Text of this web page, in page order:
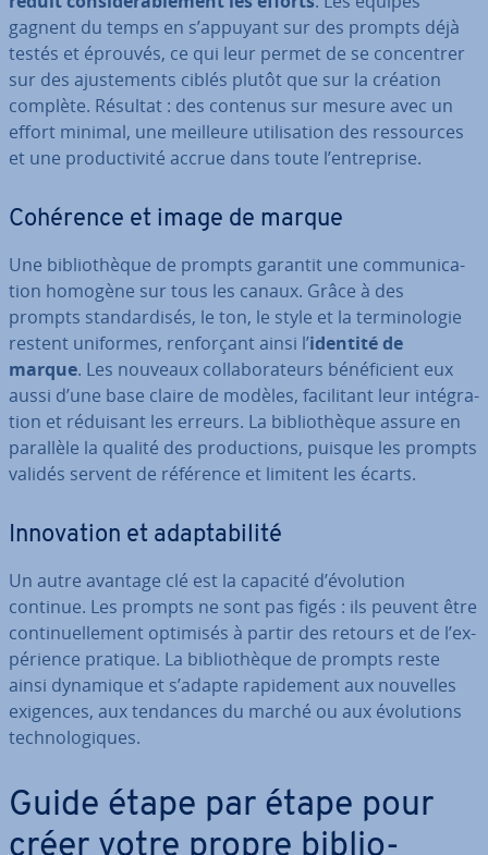
gagnent du temps en s’appuyant sur des prompts déjà
testés et éprouvés, ce qui leur permet de se con­cen­trer
sur des ajus­te­ments ciblés plutôt que sur la création
complète. Résultat : des contenus sur mesure avec un
effort minimal, une meilleure uti­li­sa­tion des res­sources
et une pro­duc­ti­vité accrue dans toute l’en­tre­prise.
Cohérence et image de marque
Une bi­blio­thèque de prompts garantit une com­mu­ni­ca­
tion homogène sur tous les canaux. Grâce à des
prompts stan­dar­di­sés, le ton, le style et la ter­mi­no­lo­gie
restent uniformes, ren­for­çant ainsi l’identité de
marque. Les nouveaux col­la­bo­ra­teurs bé­né­fi­cient eux
aussi d’une base claire de modèles, fa­ci­li­tant leur in­té­gra­
tion et réduisant les erreurs. La bi­blio­thèque assure en
parallèle la qualité des pro­duc­tions, puisque les prompts
validés servent de référence et limitent les écarts.
In­no­va­tion et adap­ta­bi­lité
Un autre avantage clé est la capacité d’évolution
continue. Les prompts ne sont pas figés : ils peuvent être
con­ti­nuel­le­ment optimisés à partir des retours et de l’ex­
pé­rience pratique. La bi­blio­thèque de prompts reste
ainsi dynamique et s’adapte ra­pi­de­ment aux nouvelles
exigences, aux tendances du marché ou aux évo­lu­tions
tech­no­lo­giques.
Guide étape par étape pour
créer votre propre bi­blio­